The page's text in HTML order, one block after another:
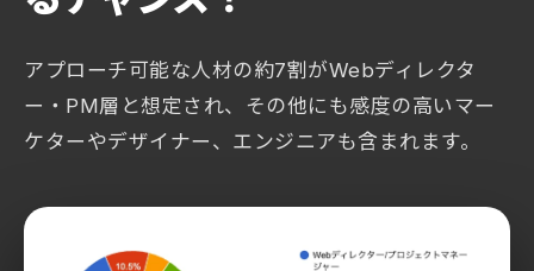
アプローチ可能な人材の約7割がWebディレクタ
ー・PM層と想定され、 その他にも感度の高いマー
ケターやデザイナー、エンジニアも含まれます。